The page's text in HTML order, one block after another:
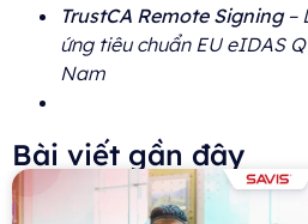
TrustCA Remote Signing –
ứng tiêu chuẩn EU eIDAS
Nam
Bài viết gần đây